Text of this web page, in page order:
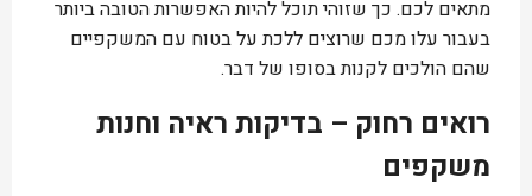
מתאים לכם. כך שזוהי תוכל להיות האפשרות הטובה ביותר
בעבור עלו מכם שרוצים ללכת על בטוח עם המשקפיים
שהם הולכים לקנות בסופו של דבר.
רואים רחוק – בדיקות ראיה וחנות
משקפים